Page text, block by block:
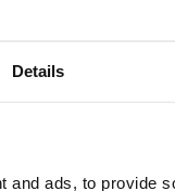
Details
and ads, to provide